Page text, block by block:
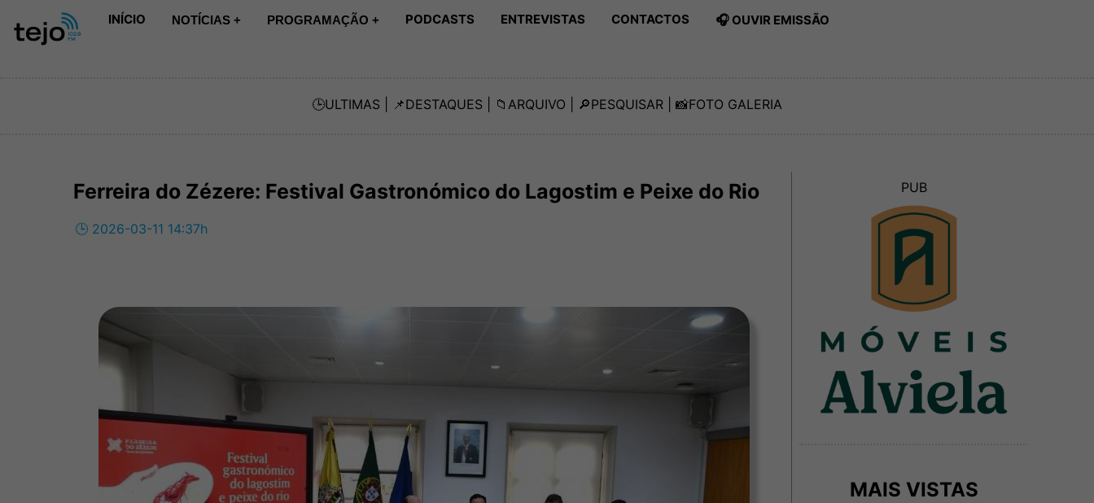
INÍCIO NOTÍCIAS + PROGRAMAÇÃO + PODCASTS ENTREVISTAS CONTACTOS 🎧 OUVIR EMISSÃO
🕒ULTIMAS | 📌DESTAQUES | 📁 ARQUIVO | 🔎PESQUISAR | 📸FOTO GALERIA
Ferreira do Zézere: Festival Gastronómico do Lagostim e Peixe do Rio
🕒 2026-03-11 14:37h
PUB
MAIS VISTAS